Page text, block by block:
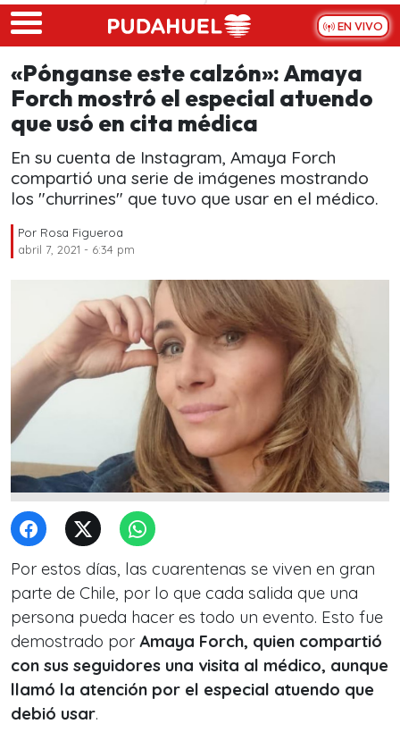
Skip to main content
EN VIVO
«Pónganse este calzón»: Amaya
Forch mostró el especial atuendo
que usó en cita médica
En su cuenta de Instagram, Amaya Forch
compartió una serie de imágenes mostrando
los "churrines" que tuvo que usar en el médico.
Por Rosa Figueroa
abril 7, 2021 - 6:34 pm
Por estos días, las cuarentenas se viven en gran
parte de Chile, por lo que cada salida que una
persona pueda hacer es todo un evento. Esto fue
demostrado por Amaya Forch, quien compartió
con sus seguidores una visita al médico, aunque
llamó la atención por el especial atuendo que
debió usar.